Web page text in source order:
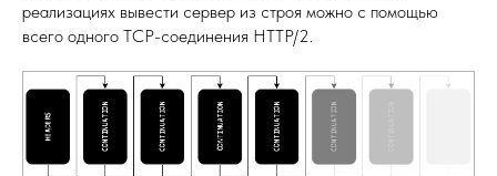
реализациях вывести сервер из строя можно с помощью
всего одного TCP-соединения HTTP/2.